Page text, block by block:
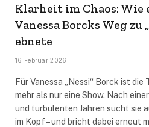
Klarheit im Chaos: Wie
Vanessa Borcks Weg zu
ebnete
16 Februar 2026
Für Vanessa „Nessi“ Borck ist die
mehr als nur eine Show. Nach
und turbulenten Jahren sucht sie
im Kopf – und bricht dabei erneut